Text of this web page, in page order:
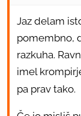
Jaz delam
pomembno,
razkuha.
imel
pa prav tako.